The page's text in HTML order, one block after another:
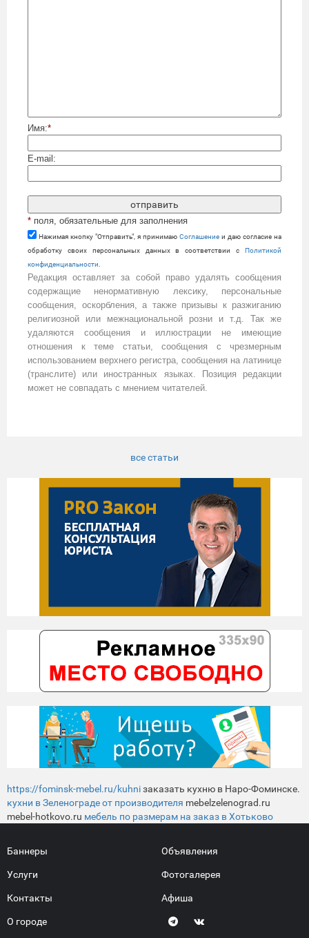
Имя:*
E-mail:
* поля, обязательные для заполнения
Нажимая кнопку "Отправить", я принимаю Cоглашение и даю согласие на
обработку своих персональных данных в соответствии с Политикой
конфиденциальности
Редакция оставляет за собой право удалять сообщения
содержащие ненормативную лексику, персональные
сообщения, оскорбления, а также призывы к разжиганию
религиозной или межнациональной розни и т.д. Так же
удаляются сообщения и иллюстрации не имеющие
отношения к теме статьи, сообщения с чрезмерным
использованием верхнего регистра, сообщения на латинице
(транслите) или иностранных языках. Позиция редакции
может не совпадать с мнением читателей.
все статьи
https://fominsk-mebel.ru/kuhniзаказать кухню в Наро-Фоминске.
кухни в Зеленограде от производителя mebelzelenograd.ru
mebel-hotkovo.ru мебель по размерам на заказ в Хотьково
Баннеры
Услуги
Контакты
О городе
Объявления
Фотогалерея
Афиша